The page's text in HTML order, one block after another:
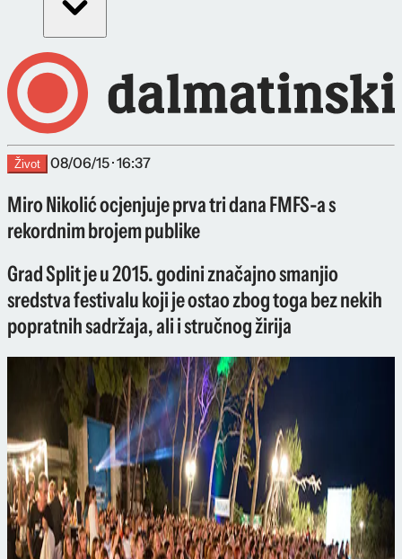
Život 08/06/15 · 16:37
Miro Nikolić ocjenjuje prva tri dana FMFS-a s
rekordnim brojem publike
Grad Split je u 2015. godini značajno smanjio
sredstva festivalu koji je ostao zbog toga bez nekih
popratnih sadržaja, ali i stručnog žirija